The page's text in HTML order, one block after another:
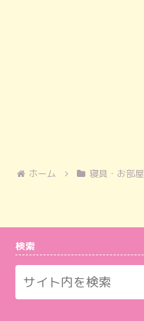
ホーム 寝具・お部屋
検索